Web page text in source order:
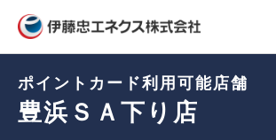
ポイントカード利用可能店舗
豊浜ＳＡ下り店